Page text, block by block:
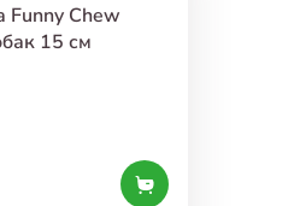
Funny Chew
15 см